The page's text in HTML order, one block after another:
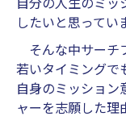
したいと思ってい
そんな中サーチ
若いタイミングで
自身のミッショ
ャーを志願した理